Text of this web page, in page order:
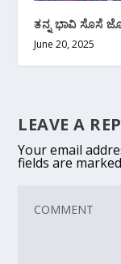
ತನ್ನ ಭಾವಿ ಸೊಸೆ
June 20, 2025
LEAVE A
Your email
fields are